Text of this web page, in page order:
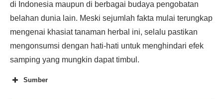
di Indonesia maupun di berbagai budaya pengobatan
belahan dunia lain. Meski sejumlah fakta mulai terungkap
mengenai khasiat tanaman herbal ini, selalu pastikan
mengonsumsi dengan hati-hati untuk menghindari efek
samping yang mungkin dapat timbul.
Sumber